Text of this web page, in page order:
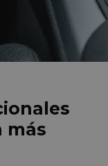
más